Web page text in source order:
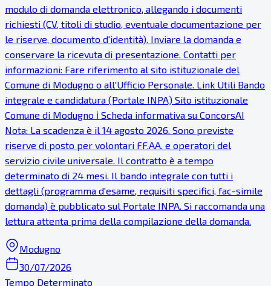
modulo di domanda elettronico, allegando i documenti
richiesti (CV, titoli di studio, eventuale documentazione per
le riserve, documento d'identità). Inviare la domanda e
conservare la ricevuta di presentazione. Contatti per
informazioni: Fare riferimento al sito istituzionale del
Comune di Modugno o all'Ufficio Personale. Link Utili Bando
integrale e candidatura (Portale INPA) Sito istituzionale
Comune di Modugno ℹ Scheda informativa su ConcorsAI
Nota: La scadenza è il 14 agosto 2026. Sono previste
riserve di posto per volontari FF.AA. e operatori del
servizio civile universale. Il contratto è a tempo
determinato di 24 mesi. Il bando integrale con tutti i
dettagli (programma d'esame, requisiti specifici, fac-simile
domanda) è pubblicato sul Portale INPA. Si raccomanda una
lettura attenta prima della compilazione della domanda.
Modugno
30/07/2026
Tempo Determinato